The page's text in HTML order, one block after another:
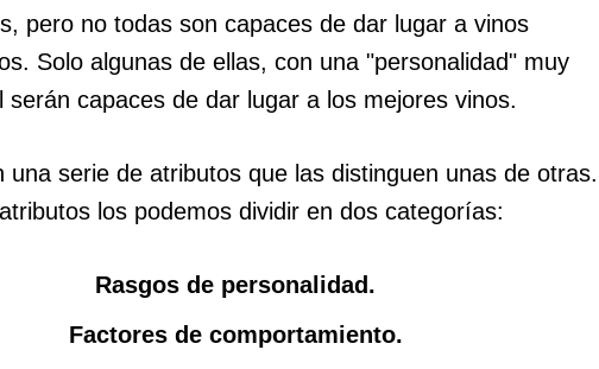
pero no todas son capaces de dar lugar a vinos
Solo algunas de ellas, con una "personalidad" muy
serán capaces de dar lugar a los mejores vinos.
una serie de atributos que las distinguen unas de otras.
los podemos dividir en dos categorías:
Rasgos de personalidad.
Factores de comportamiento.